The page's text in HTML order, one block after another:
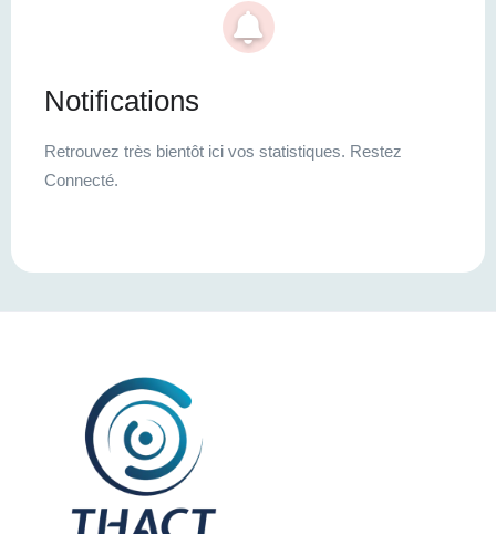
Notifications
Retrouvez très bientôt ici vos statistiques. Restez
Connecté.